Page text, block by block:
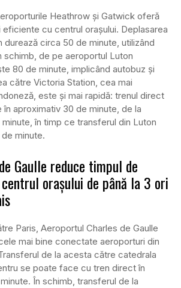
Heathrow și Gatwick oferă
cu centrul orașului. Deplasarea
durează circa 50 de minute, utilizând
schimb, de pe aeroportul Luton
80 de minute, implicând autobuz și
către Victoria Station, cea mai
este și mai rapidă: trenul direct
în aproximativ 30 de minute, de la
în timp ce transferul din Luton
minute.
Gaulle reduce timpul de
orașului de până la 3 ori
Paris, Aeroportul Charles de Gaulle
mai bine conectate aeroporturi din
de la acesta către catedrala
se poate face cu tren direct în
În schimb, transferul de la